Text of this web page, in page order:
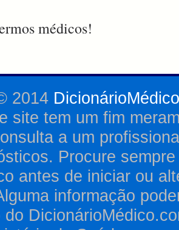
médicos!
2014
site tem um fim
a um
Procure
antes de iniciar ou
informação
do